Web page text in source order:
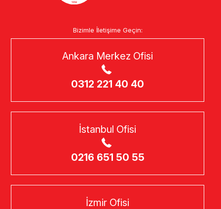
Bizimle İletişime Geçin:
Ankara Merkez Ofisi
0312 221 40 40
İstanbul Ofisi
0216 651 50 55
İzmir Ofisi